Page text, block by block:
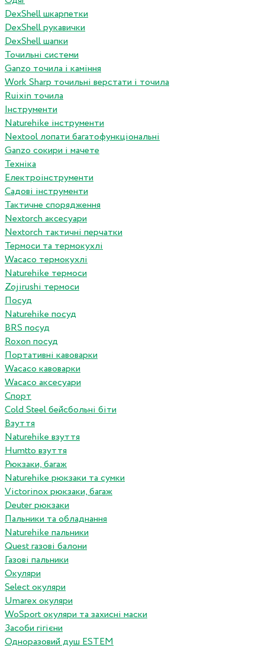
DexShell шкарпетки
DexShell рукавички
DexShell шапки
Точильні системи
Ganzo точила і каміння
Work Sharp точильні верстати і точила
Ruixin точила
Інструменти
Naturehike інструменти
Nextool лопати багатофункціональні
Ganzo сокири і мачете
Техніка
Електроінструменти
Садові інструменти
Тактичне спорядження
Nextorch аксесуари
Nextorch тактичні перчатки
Термоси та термокухлі
Wacaco термокухлі
Naturehike термоси
Zojirushi термоси
Посуд
Naturehike посуд
BRS посуд
Roxon посуд
Портативні кавоварки
Wacaco кавоварки
Wacaco аксесуари
Спорт
Cold Steel бейсбольні біти
Взуття
Naturehike взуття
Humtto взуття
Рюкзаки, багаж
Naturehike рюкзаки та сумки
Victorinox рюкзаки, багаж
Deuter рюкзаки
Пальники та обладнання
Naturehike пальники
Quest газові балони
Газові пальники
Окуляри
Select окуляри
Umarex окуляри
WoSport окуляри та захисні маски
Засоби гігієни
Одноразовий душ ESTEM